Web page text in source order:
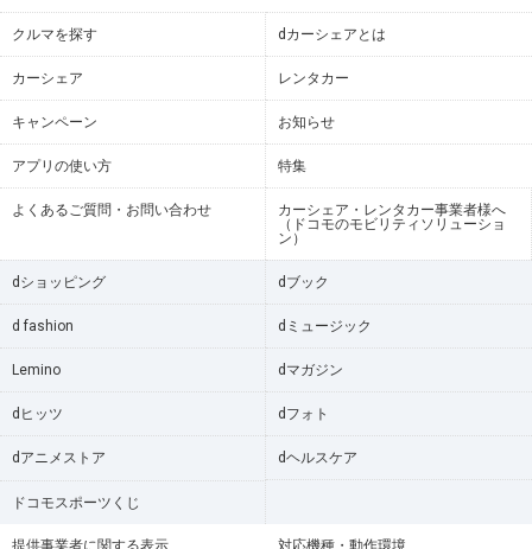
クルマを探す dカーシェアとは
カーシェア レンタカー
キャンペーン お知らせ
アプリの使い方 特集
よくあるご質問・お問い合わせ
カーシェア・レンタカー事業者様へ
（ドコモのモビリティソリューショ
ン）
dショッピング dブック
d fashion dミュージック
Lemino dマガジン
dヒッツ dフォト
dアニメストア dヘルスケア
ドコモスポーツくじ